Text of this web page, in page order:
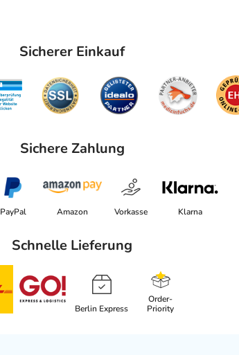
Sicherer Einkauf
Sichere Zahlung
PayPal Amazon Vorkasse Klarna
Schnelle Lieferung
Berlin Express
Order-
Priority